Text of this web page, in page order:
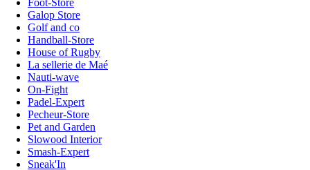
Foot-Store
Galop Store
Golf and co
Handball-Store
House of Rugby
La sellerie de Maé
Nauti-wave
On-Fight
Padel-Expert
Pecheur-Store
Pet and Garden
Slowood Interior
Smash-Expert
Sneak'In